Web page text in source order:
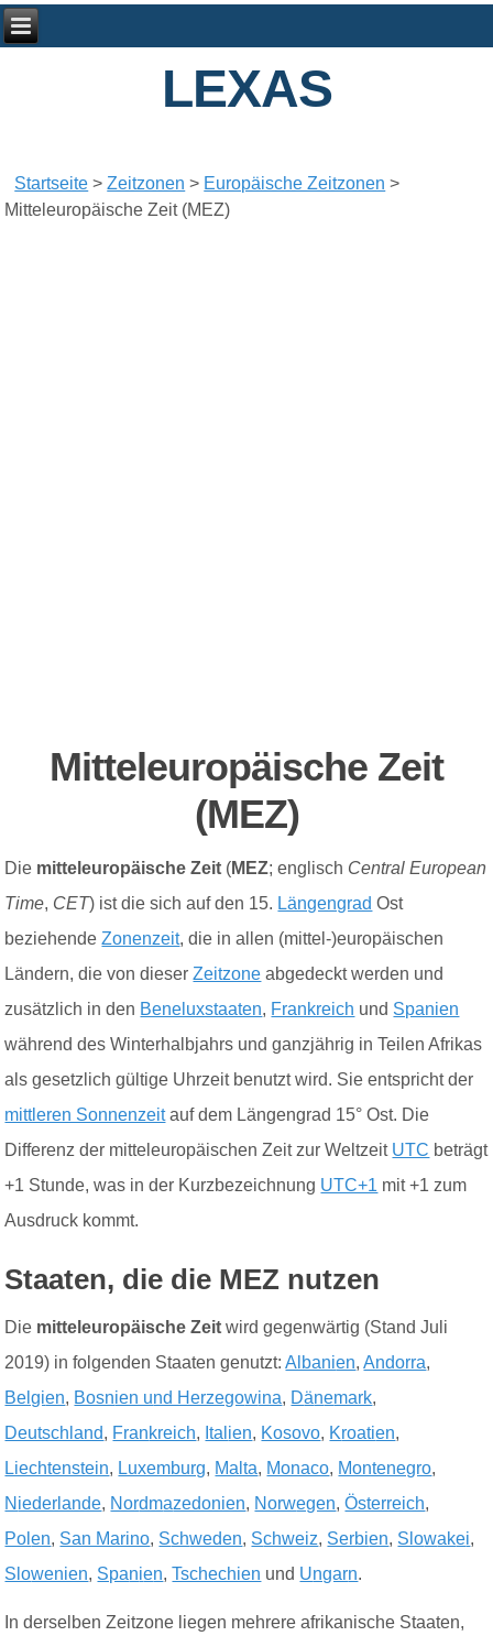
LEXAS
Startseite >Zeitzonen > Europäische Zeitzonen >
Mitteleuropäische Zeit (MEZ)
Mitteleuropäische Zeit
(MEZ)
Die mitteleuropäische Zeit (MEZ;englisch Central European
Time, CET) ist die sich auf den 15. Längengrad Ost
beziehendeZonenzeit, die in allen (mittel-)europäischen
Ländern, die von dieserZeitzone abgedeckt werden und
zusätzlich in den Beneluxstaaten, Frankreich und Spanien
während des Winterhalbjahrs und ganzjährig in Teilen Afrikas
alsgesetzlich gültige Uhrzeitbenutzt wird. Sie entspricht der
mittleren Sonnenzeitauf dem Längengrad 15° Ost. Die
Differenz der mitteleuropäischen Zeit zur Weltzeit UTC beträgt
+1 Stunde, was in der Kurzbezeichnung UTC+1 mit +1 zum
Ausdruck kommt.
Staaten, die die MEZ nutzen
Die mitteleuropäische Zeit wird gegenwärtig (Stand Juli
2019) in folgenden Staaten genutzt:Albanien,Andorra,
Belgien, Bosnien und Herzegowina, Dänemark,
Deutschland, Frankreich, Ital ien, Kosovo, Kroatien,
Liechtenstein, Luxemburg, Malta, Monaco, Montenegro,
N iederlande, Nordmazedonien, Norwegen,Österreich,
Polen, San Marino, Schweden, Schweiz, Serbien, Slowakei,
Slowenien, Spanien,Tschechien und Ungarn.
In derselben Zeitzone liegen mehrere afrikanische Staaten,